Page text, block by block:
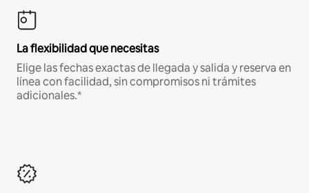
La flexibilidad que necesitas
Elige las fechas exactas de llegada y salida y reserva en
línea con facilidad, sin compromisos ni trámites
adicionales.*